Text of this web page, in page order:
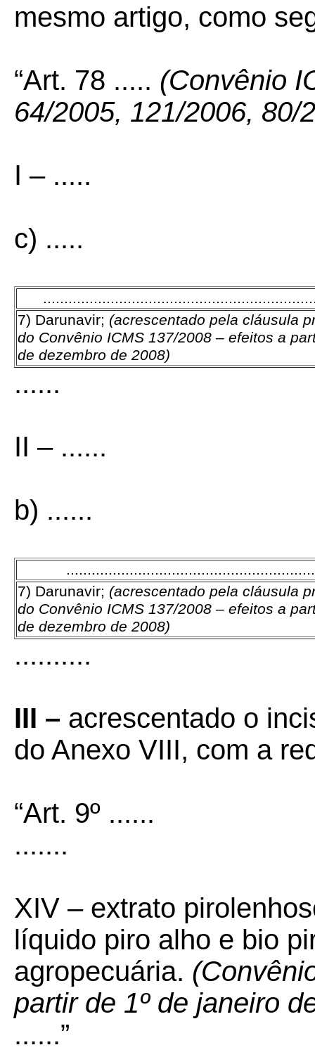
mesmo artigo, como
“Art. 78 ..... (Convênio
64/2005, 121/2006, 80/
I – .....
c) .....
7) Darunavir; (acrescentado pela cláusula
do Convênio ICMS 137/2008 – efeitos a
de dezembro de 2008)
......
II – ......
b) ......
7) Darunavir; (acrescentado pela cláusula
do Convênio ICMS 137/2008 – efeitos a
de dezembro de 2008)
..........
III – acrescentado o
do Anexo VIII, com a
“Art. 9º ......
.......
XIV – extrato
líquido piro alho e bio
agropecuária.
partir de 1º de janeiro
......”